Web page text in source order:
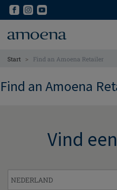
Skip
content
Skip
content
Start > Find an Amoena Retailer
Find an Amoena
Vind